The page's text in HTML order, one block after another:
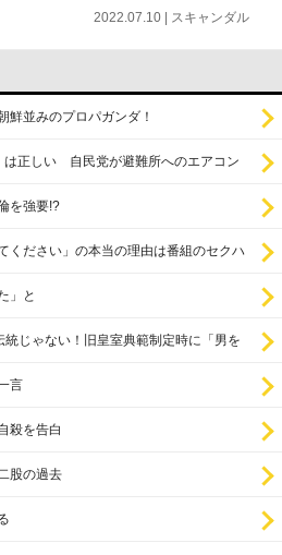
2022.07.10 | スキャンダル
鮮並みのプロパガンダ！
は正しい 自民党が避難所へのエアコン
を強要!?
ください」の本当の理由は番組のセクハ
」と
統じゃない！旧皇室典範制定時に「男を
言
殺を告白
股の過去